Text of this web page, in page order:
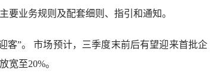
要业务规则及配套细则、指引和通知。
客”。 市场预计，三季度末前后有望迎来首批企
宽至20%。